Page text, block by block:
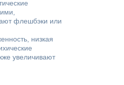
флешбэки или
низкая
увеличивают